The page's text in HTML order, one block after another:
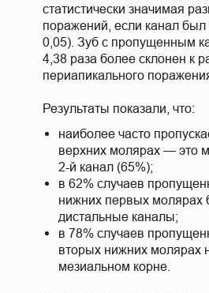
наиболее часто
верхних молярах — это
2-й канал (65%);
в 62% случаев
нижних первых молярах
дистальные каналы;
в 78% случаев
вторых нижних молярах
мезиальном корне.
статистически значимая
поражений, если канал
0,05). Зуб с пропущенным
4,38 раза более склонен к
периапикального
Результаты показали, что: